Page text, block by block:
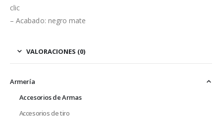
clic
– Acabado: negro mate
VALORACIONES (0)
Armería
Accesorios de Armas
Accesorios de tiro